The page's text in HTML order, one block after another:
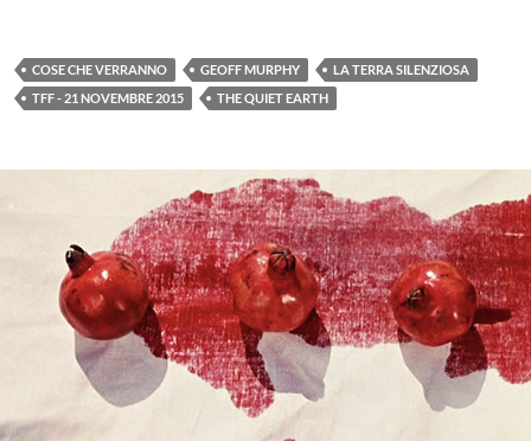
COSE CHE VERRANNO GEOFF MURPHY
LA TERRA SILENZIOSA
TFF - 21 NOVEMBRE 2015
THE QUIET EARTH